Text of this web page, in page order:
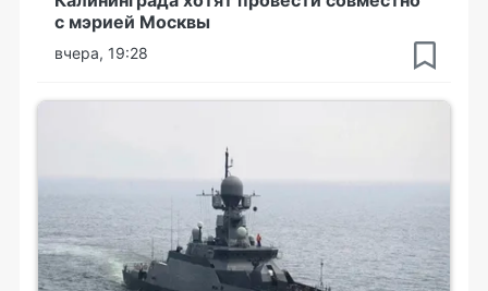
с мэрией Москвы
вчера, 19:28